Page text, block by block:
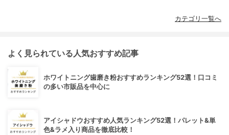
カテゴリ一覧へ
よく見られている人気おすすめ記事
ホワイトニング歯磨き粉おすすめランキング52選！口コミ
の多い市販品を中心に
アイシャドウおすすめ人気ランキング52選！パレット&単
色&ラメ入り商品を徹底比較！